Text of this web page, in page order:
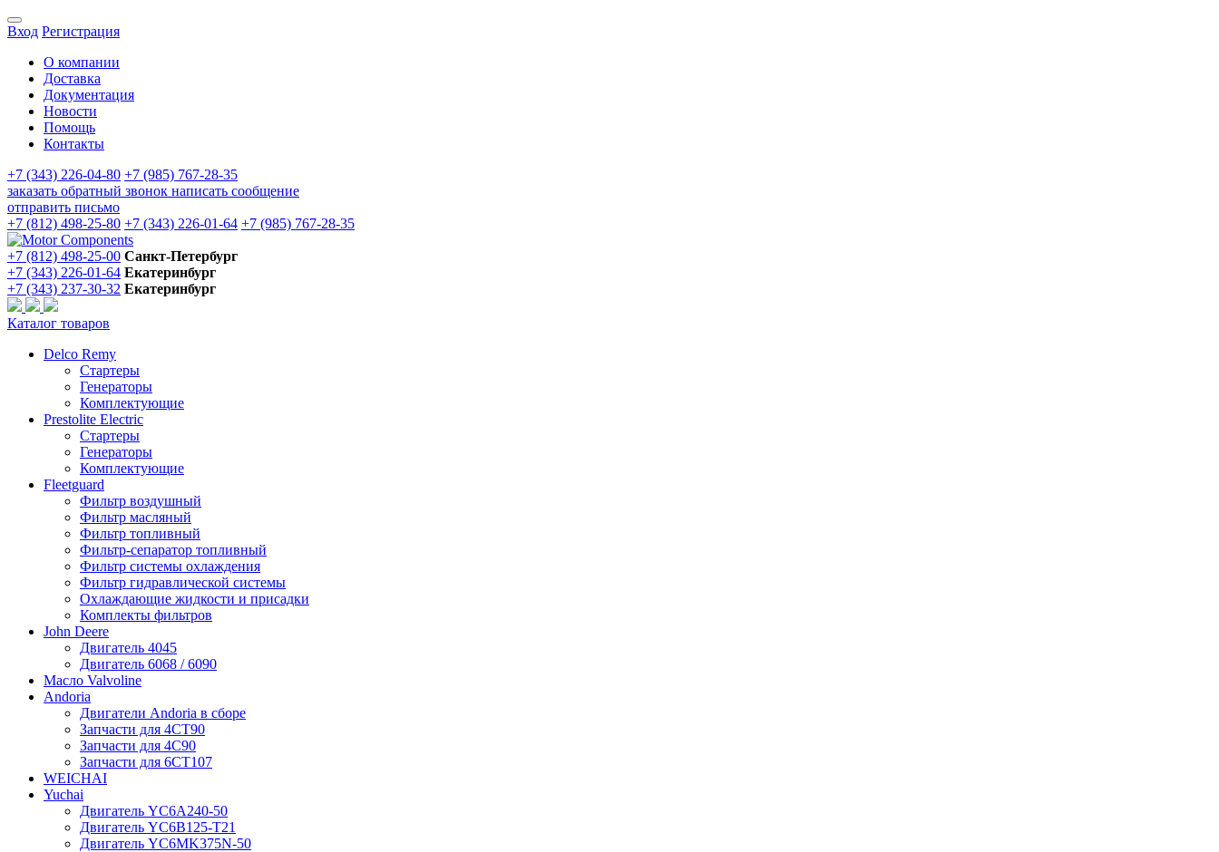
Вход Регистрация
О компании
Доставка
Документация
Новости
Помощь
Контакты
+7 (343) 226-04-80 +7 (985) 767-28-35
заказать обратный звонок написать сообщение
отправить письмо
+7 (812) 498-25-80 +7 (343) 226-01-64 +7 (985) 767-28-35
+7 (812) 498-25-00 Санкт-Петербург
+7 (343) 226-01-64 Екатеринбург
+7 (343) 237-30-32 Екатеринбург
Каталог товаров
Delco Remy
Стартеры
Генераторы
Комплектующие
Prestolite Electric
Стартеры
Генераторы
Комплектующие
Fleetguard
Фильтр воздушный
Фильтр масляный
Фильтр топливный
Фильтр-сепаратор топливный
Фильтр системы охлаждения
Фильтр гидравлической системы
Охлаждающие жидкости и присадки
Комплекты фильтров
John Deere
Двигатель 4045
Двигатель 6068 / 6090
Масло Valvoline
Andoria
Двигатели Andoria в сборе
Запчасти для 4CT90
Запчасти для 4С90
Запчасти для 6CT107
WEICHAI
Yuchai
Двигатель YC6A240-50
Двигатель YC6B125-T21
Двигатель YC6MK375N-50